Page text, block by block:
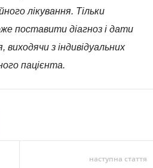
лікування. Тільки
поставити діагноз і дати
виходячи з індивідуальних
пацієнта.
наступна стаття